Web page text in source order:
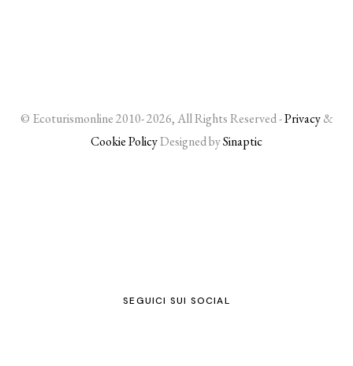
© Ecoturismonline 2010- 2026, All Rights Reserved -Privacy&
Cookie PolicyDesigned bySinaptic
SEGUICI SUI SOCIAL